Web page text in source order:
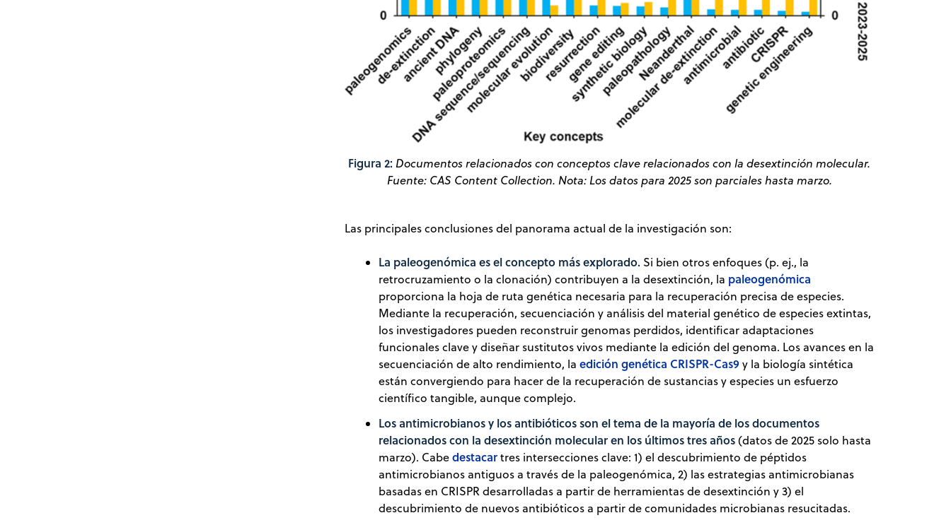
Figura 2: Documentos relacionados con conceptos clave relacionados con la desextinción molecular.
Fuente: CAS Content Collection. Nota: Los datos para 2025 son parciales hasta marzo.
Las principales conclusiones del panorama actual de la investigación son:
La paleogenómica es el concepto más explorado. Si bien otros enfoques (p. ej., la
retrocruzamiento o la clonación) contribuyen a la desextinción, la paleogenómica
proporciona la hoja de ruta genética necesaria para la recuperación precisa de especies.
Mediante la recuperación, secuenciación y análisis del material genético de especies extintas,
los investigadores pueden reconstruir genomas perdidos, identificar adaptaciones
funcionales clave y diseñar sustitutos vivos mediante la edición del genoma. Los avances en la
secuenciación de alto rendimiento, la edición genética CRISPR-Cas9y la biología sintética
están convergiendo para hacer de la recuperación de sustancias y especies un esfuerzo
científico tangible, aunque complejo.
Los antimicrobianos y los antibióticos son el tema de la mayoría de los documentos
relacionados con la desextinción molecular en los últimos tres años(datos de 2025 solo hasta
marzo). Cabedestacartres intersecciones clave: 1) el descubrimiento de péptidos
antimicrobianos antiguos a través de la paleogenómica, 2) las estrategias antimicrobianas
basadas en CRISPR desarrolladas a partir de herramientas de desextinción y 3) el
descubrimiento de nuevos antibióticos a partir de comunidades microbianas resucitadas.